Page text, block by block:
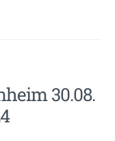
30.08.